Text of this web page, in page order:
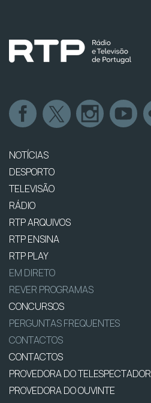
NOTÍCIAS
DESPORTO
TELEVISÃO
RÁDIO
RTP ARQUIVOS
RTP ENSINA
RTP PLAY
EM DIRETO
REVER PROGRAMAS
CONCURSOS
PERGUNTAS FREQUENTES
CONTACTOS
CONTACTOS
PROVEDORA DO TELESPECTADOR
PROVEDORA DO OUVINTE